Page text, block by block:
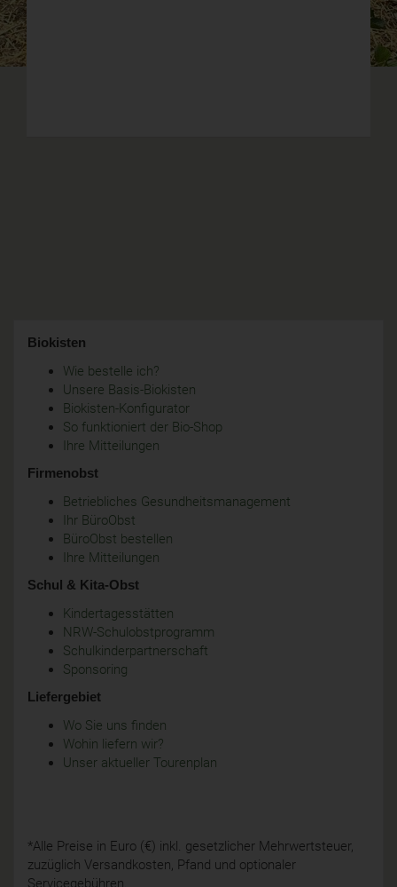
Biokisten
Wie bestelle ich?
Unsere Basis-Biokisten
Biokisten-Konfigurator
So funktioniert der Bio-Shop
Ihre Mitteilungen
Firmenobst
Betriebliches Gesundheitsmanagement
Ihr BüroObst
BüroObst bestellen
Ihre Mitteilungen
Schul & Kita-Obst
Kindertagesstätten
NRW-Schulobstprogramm
Schulkinderpartnerschaft
Sponsoring
Liefergebiet
Wo Sie uns finden
Wohin liefern wir?
Unser aktueller Tourenplan
*Alle Preise in Euro (€) inkl. gesetzlicher Mehrwertsteuer,
zuzüglich Versandkosten, Pfand und optionaler
Servicegebühren.